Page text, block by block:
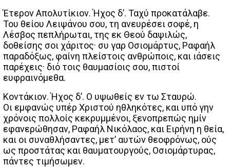
Έτερον Απολυτίκιον. Ήχος δ’. Ταχύ προκατάλαβε.
Του θείου Λειψάνου σου, τη ανευρέσει σοφέ, η
Λέσβος πεπλήρωται, της εκ Θεού δαψιλώς,
δοθείσης σοι χάριτος· συ γαρ Οσιομάρτυς, Ραφαήλ
παραδόξως, φαίνη πλείστοις ανθρώποις, και ιάσεις
παρέχεις· διό τοις θαυμασίοις σου, πιστοί
ευφραινόμεθα.
Κοντάκιον. Ήχος δ’. Ο υψωθείς εν τω Σταυρώ.
Οι εμφανώς υπέρ Χριστού ηθληκότες, και υπό γην
χρόνοις πολλοίς κεκρυμμένοι, ξενοπρεπώς ημίν
εφανερώθησαν, Ραφαήλ Νικόλαος, και Ειρήνη η θεία,
και οι συναθλήσαντες, μετ’ αυτών θεοφρόνως, ούς
ως προστάτας και θαυματουργούς, Οσιομάρτυρας,
πάντες τιμήσωμεν.